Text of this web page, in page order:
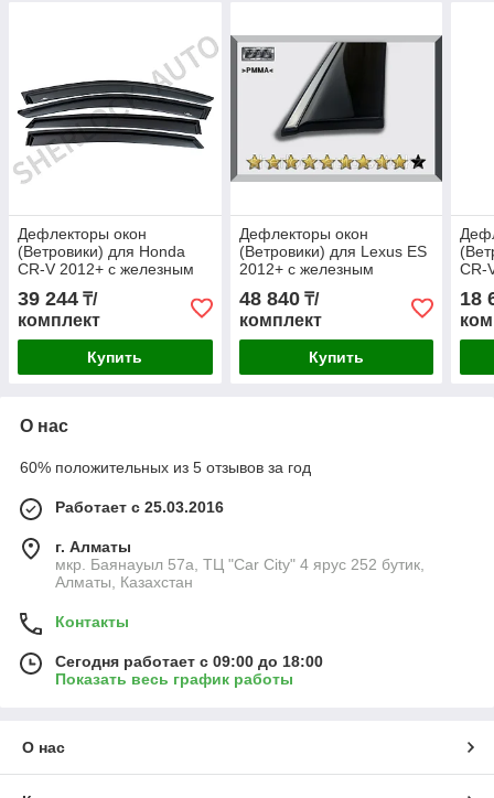
Дефлекторы окон
(Ветровики) для Honda
CR-V 2012+ с железным
OEM
39 244 ₸/
комплект
Купить
Дефлекторы окон
(Ветровики) для Lexus ES
2012+ с железным
креплениями OEM
48 840₸/
комплект
Купить
CR-
18
О нас
60% положительных из 5 отзывов за год
Работает с 25.03.2016
г. Алматы
мкр. Баянауыл 57а, ТЦ "Car Сity" 4 ярус 252 бутик,
Алматы, Казахстан
Контакты
Сегодня работает с 09:00 до 18:00
Показать весь график работы
О нас